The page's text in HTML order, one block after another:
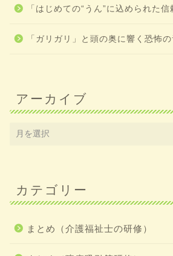
「はじめての“うん”に込められた信
「ガリガリ」と頭の奥に響く恐怖
アーカイブ
カテゴリー
まとめ（介護福祉士の研修）